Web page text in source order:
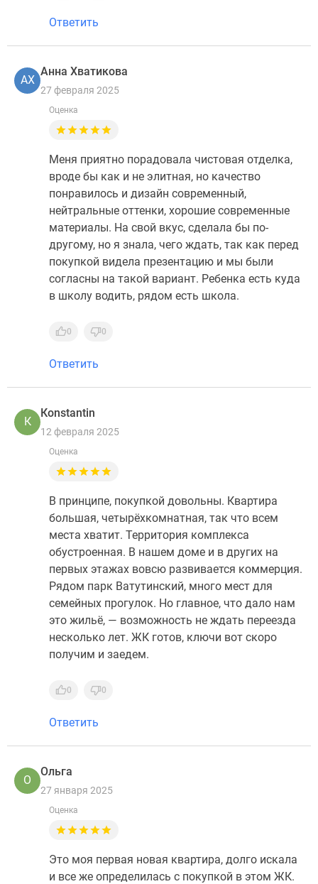
Ответить
АХ
Анна Хватикова
27 февраля 2025
Оценка
Меня приятно порадовала чистовая отделка,
вроде бы как и не элитная, но качество
понравилось и дизайн современный,
нейтральные оттенки, хорошие современные
материалы. На свой вкус, сделала бы по-
другому, но я знала, чего ждать, так как перед
покупкой видела презентацию и мы были
согласны на такой вариант. Ребенка есть куда
в школу водить, рядом есть школа.
0 0
Ответить
К
Кonstantin
12 февраля 2025
Оценка
В принципе, покупкой довольны. Квартира
большая, четырёхкомнатная, так что всем
места хватит. Территория комплекса
обустроенная. В нашем доме и в других на
первых этажах вовсю развивается коммерция.
Рядом парк Ватутинский, много мест для
семейных прогулок. Но главное, что дало нам
это жильё, — возможность не ждать переезда
несколько лет. ЖК готов, ключи вот скоро
получим и заедем.
0 0
Ответить
О
Ольга
27 января 2025
Оценка
Это моя первая новая квартира, долго искала
и все же определилась с покупкой в этом ЖК.